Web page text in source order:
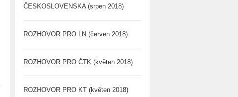
ČESKOSLOVENSKA (srpen 2018)
ROZHOVOR PRO LN (červen 2018)
ROZHOVOR PRO ČTK (květen 2018)
ROZHOVOR PRO KT (květen 2018)